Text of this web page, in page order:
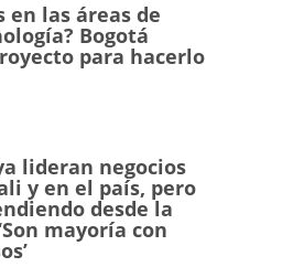
en las áreas de
Bogotá
para hacerlo
lideran negocios
y en el país, pero
desde la
mayoría con